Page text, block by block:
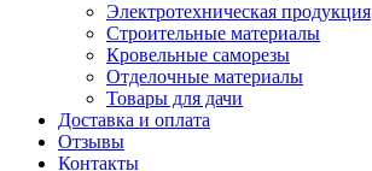
Электротехническая продукция
Строительные материалы
Кровельные саморезы
Отделочные материалы
Товары для дачи
Доставка и оплата
Отзывы
Контакты